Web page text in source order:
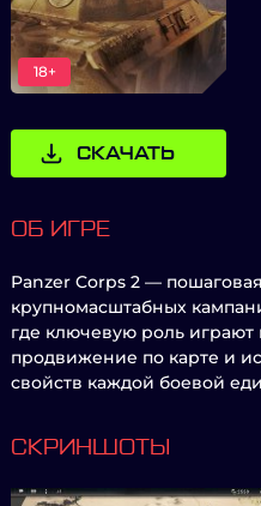
18+
СКАЧАТЬ
ОБ ИГРЕ
Panzer Corps 2 —
крупномасштабных
где ключевую роль играют
продвижение по карте и
свойств каждой боевой
СКРИНШОТЫ